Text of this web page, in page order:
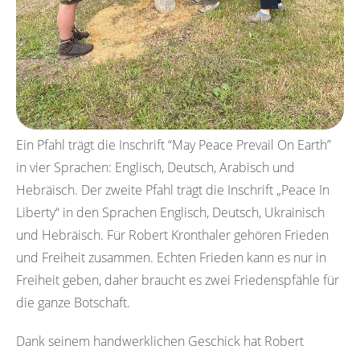
Ein Pfahl trägt die Inschrift “May Peace Prevail On Earth”
in vier Sprachen: Englisch, Deutsch, Arabisch und
Hebräisch. Der zweite Pfahl trägt die Inschrift „Peace In
Liberty“ in den Sprachen Englisch, Deutsch, Ukrainisch
und Hebräisch. Für Robert Kronthaler gehören Frieden
und Freiheit zusammen. Echten Frieden kann es nur in
Freiheit geben, daher braucht es zwei Friedenspfähle für
die ganze Botschaft.
Dank seinem handwerklichen Geschick hat Robert